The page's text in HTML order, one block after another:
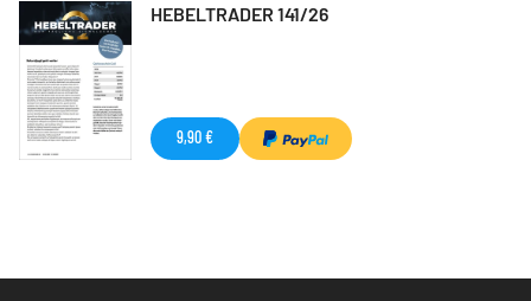
HEBELTRADER 141/26
9,90 €